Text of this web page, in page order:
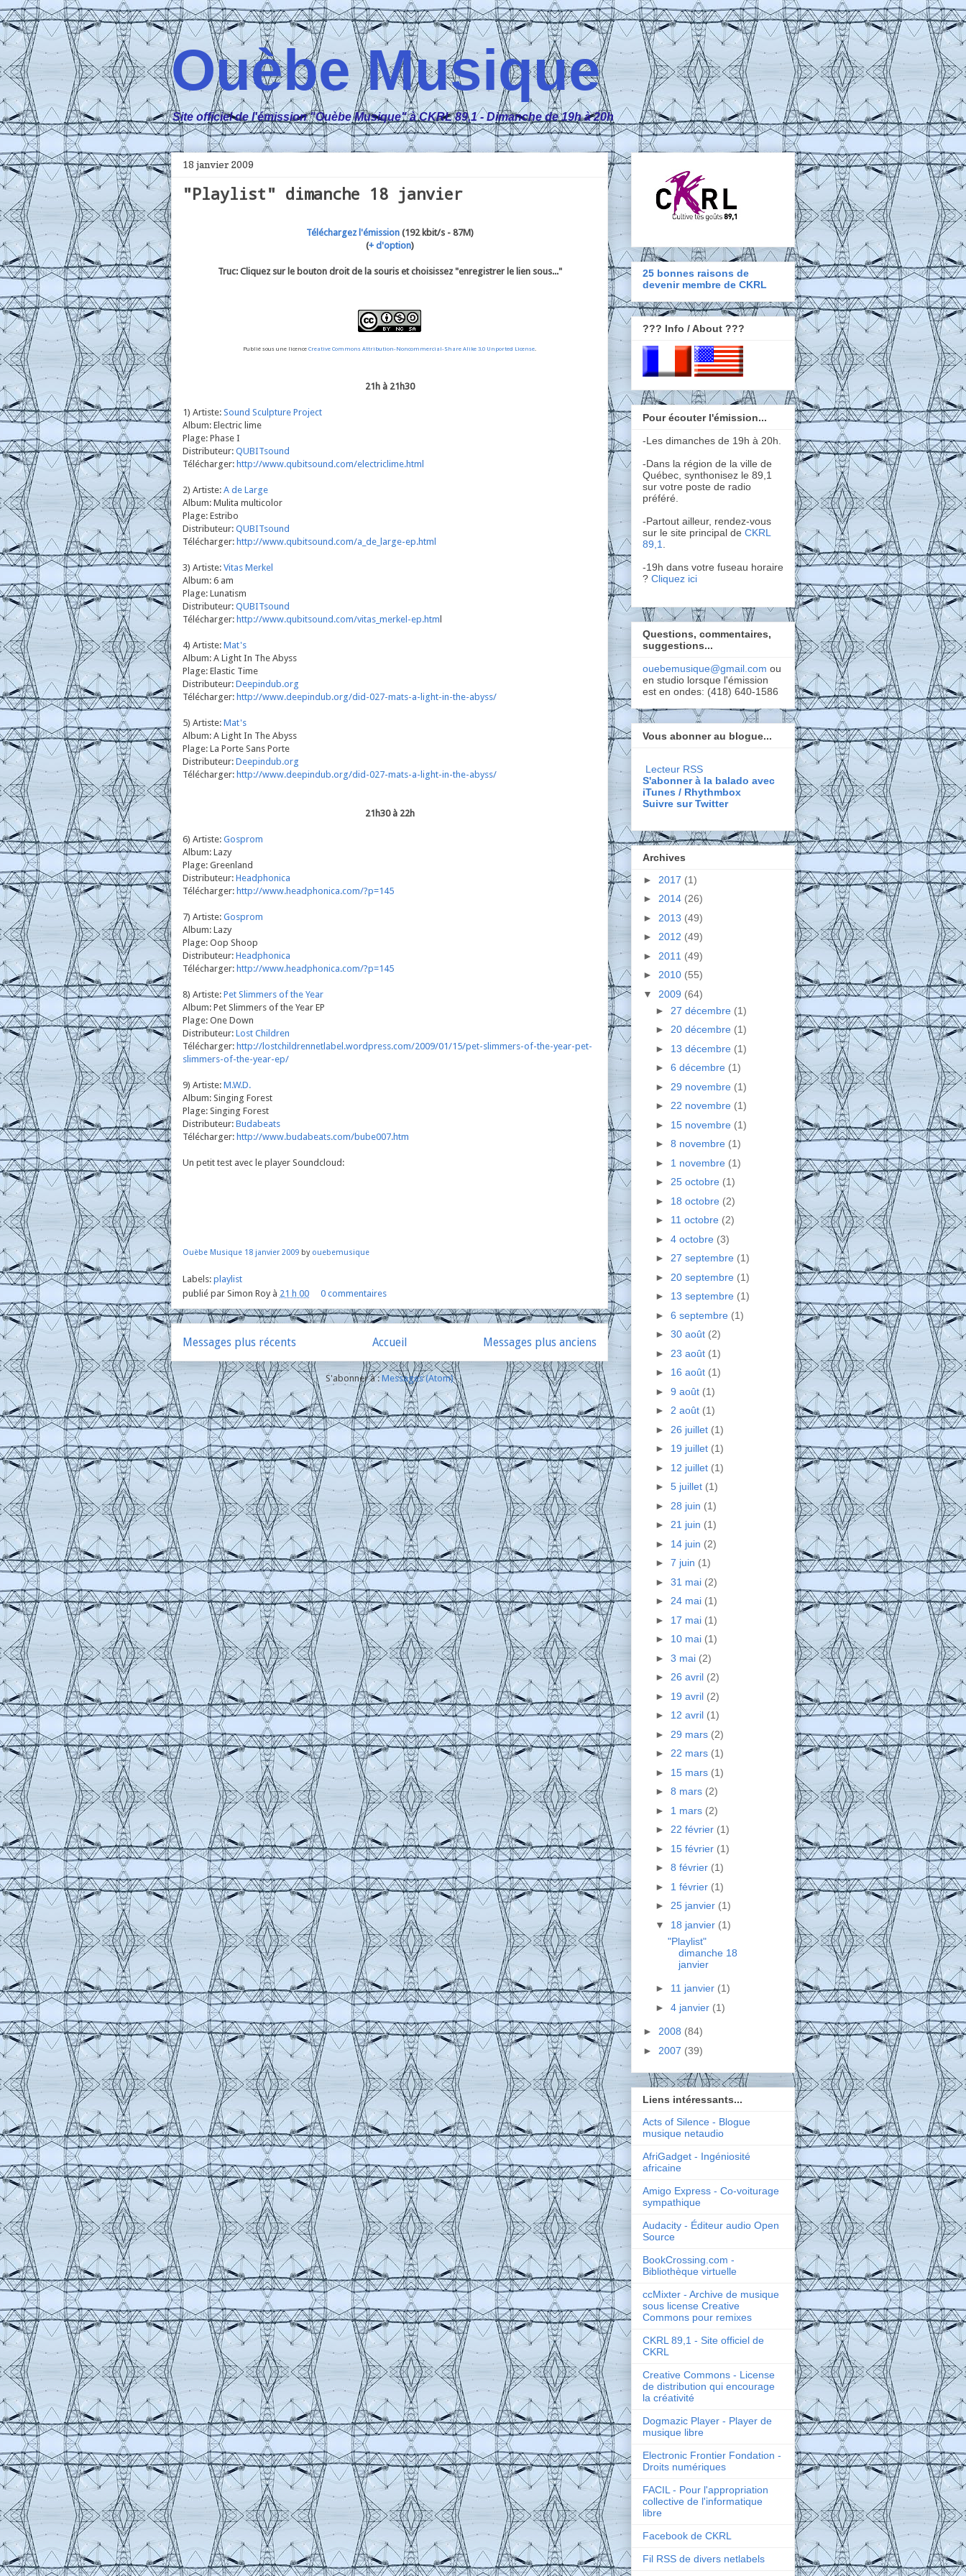
Ouèbe Musique
Site officiel de l'émission "Ouèbe Musique" à CKRL 89,1 - Dimanche de 19h à 20h
18 janvier 2009
"Playlist" dimanche 18 janvier
Téléchargez l'émission (192 kbit/s - 87M)
(+ d'option)
Truc: Cliquez sur le bouton droit de la souris et choisissez "enregistrer le lien sous..."
Publié sous une licence Creative Commons Attribution-Noncommercial-Share Alike 3.0 Unported License.
21h à 21h30
1) Artiste: Sound Sculpture Project
Album: Electric lime
Plage: Phase I
Distributeur: QUBITsound
Télécharger: http://www.qubitsound.com/electriclime.html
2) Artiste: A de Large
Album: Mulita multicolor
Plage: Estribo
Distributeur: QUBITsound
Télécharger: http://www.qubitsound.com/a_de_large-ep.html
3) Artiste: Vitas Merkel
Album: 6 am
Plage: Lunatism
Distributeur: QUBITsound
Télécharger: http://www.qubitsound.com/vitas_merkel-ep.htm
4) Artiste: Mat's
Album: A Light In The Abyss
Plage: Elastic Time
Distributeur: Deepindub.org
Télécharger: http://www.deepindub.org/did-027-mats-a-light-in-the-abyss/
5) Artiste: Mat's
Album: A Light In The Abyss
Plage: La Porte Sans Porte
Distributeur: Deepindub.org
Télécharger: http://www.deepindub.org/did-027-mats-a-light-in-the-abyss/
21h30 à 22h
6) Artiste: Gosprom
Album: Lazy
Plage: Greenland
Distributeur: Headphonica
Télécharger: http://www.headphonica.com/?p=145
7) Artiste: Gosprom
Album: Lazy
Plage: Oop Shoop
Distributeur: Headphonica
Télécharger: http://www.headphonica.com/?p=145
8) Artiste: Pet Slimmers of the Year
Album: Pet Slimmers of the Year EP
Plage: One Down
Distributeur: Lost Children
Télécharger: http://lostchildrennetlabel.wordpress.com/2009/01/15/pet-slimmers-of-the-year-pet-
slimmers-of-the-year-ep/
9) Artiste: M.W.D.
Album: Singing Forest
Plage: Singing Forest
Distributeur: Budabeats
Télécharger: http://www.budabeats.com/bube007.htm
Un petit test avec le player Soundcloud:
Ouèbe Musique 18 janvier 2009 by ouebemusique
Labels: playlist
publié par Simon Roy à 21 h 00 0 commentaires
Messages plus récents Messages plus anciens
Accueil
S'abonner à :Messages (Atom)
25 bonnes raisons de
devenir membre de CKRL
??? Info / About ???
Pour écouter l'émission...
-Les dimanches de 19h à 20h.
-Dans la région de la ville de
Québec, synthonisez le 89,1
sur votre poste de radio
préféré.
-Partout ailleur, rendez-vous
sur le site principal de CKRL
89,1
-19h dans votre fuseau horaire
? Cliquez ici
Questions, commentaires,
suggestions...
ouebemusique@gmail.com ou
en studio lorsque l'émission
est en ondes: (418) 640-1586
Vous abonner au blogue...
Lecteur RSS
S'abonner à la balado avec
iTunes / Rhythmbox
Suivre sur Twitter
Archives
► 2017 (1)
► 2014 (26)
► 2013 (49)
► 2012 (49)
► 2011 (49)
► 2010 (55)
▼ 2009 (64)
► 27 décembre (1)
► 20 décembre (1)
► 13 décembre (1)
► 6 décembre (1)
► 29 novembre (1)
► 22 novembre (1)
► 15 novembre (1)
► 8 novembre (1)
► 1 novembre (1)
► 25 octobre (1)
► 18 octobre (2)
► 11 octobre (2)
► 4 octobre (3)
► 27 septembre (1)
► 20 septembre (1)
► 13 septembre (1)
► 6 septembre (1)
► 30 août (2)
► 23 août (1)
► 16 août (1)
► 9 août (1)
► 2 août (1)
► 26 juillet (1)
► 19 juillet (1)
► 12 juillet (1)
► 5 juillet (1)
► 28 juin (1)
► 21 juin (1)
► 14 juin (2)
► 7 juin (1)
► 31 mai (2)
► 24 mai (1)
► 17 mai (1)
► 10 mai (1)
► 3 mai (2)
► 26 avril (2)
► 19 avril (2)
► 12 avril (1)
► 29 mars (2)
► 22 mars (1)
► 15 mars (1)
► 8 mars (2)
► 1 mars (2)
► 22 février (1)
► 15 février (1)
► 8 février (1)
► 1 février (1)
► 25 janvier (1)
▼ 18 janvier (1)
"Playlist"
dimanche 18
janvier
► 11 janvier (1)
► 4 janvier (1)
► 2008 (84)
► 2007 (39)
Liens intéressants...
Acts of Silence - Blogue
musique netaudio
AfriGadget - Ingéniosité
africaine
Amigo Express - Co-voiturage
sympathique
Audacity - Éditeur audio Open
Source
BookCrossing.com -
Bibliothèque virtuelle
ccMixter - Archive de musique
sous license Creative
Commons pour remixes
CKRL 89,1 - Site officiel de
CKRL
Creative Commons - License
de distribution qui encourage
la créativité
Dogmazic Player - Player de
musique libre
Electronic Frontier Fondation -
Droits numériques
FACIL - Pour l'appropriation
collective de l'informatique
libre
Facebook de CKRL
Fil RSS de divers netlabels